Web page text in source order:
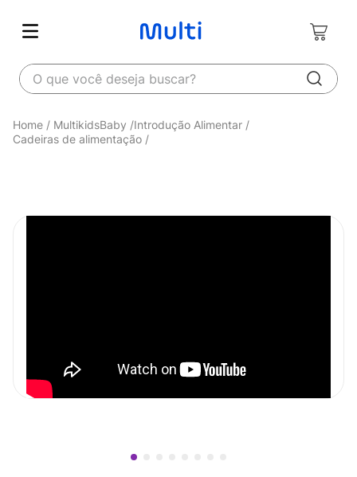
O que você deseja buscar?
MultikidsBaby
Introdução Alimentar
Cadeiras de alimentação